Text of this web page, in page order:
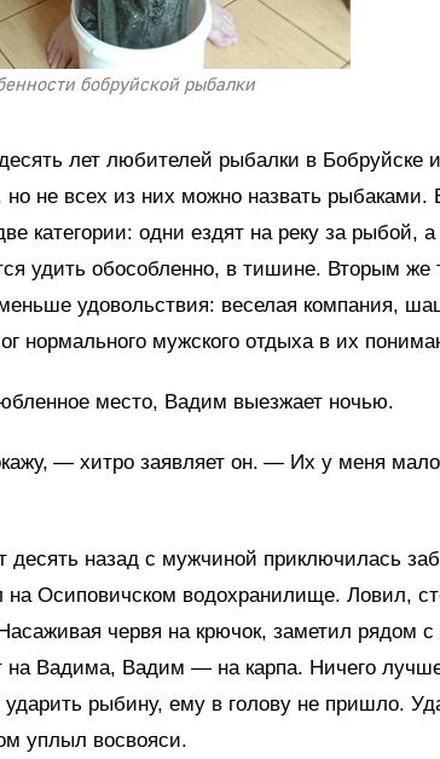
бобруйской рыбалки
лет любителей рыбалки в Бобруйске и
но не всех из них можно назвать
категории: одни ездят на реку за рыбой,
удить обособленно, в тишине. Вторым же
удовольствия: веселая компания,
нормального мужского отдыха в их
место, Вадим выезжает ночью.
— хитро заявляет он. — Их у меня
назад с мужчиной приключилась
на Осиповичском водохранилище. Ловил,
червя на крючок, заметил рядом с
на Вадима, Вадим — на карпа. Ничего
ударить рыбину, ему в голову не пришло.
уплыл восвояси.